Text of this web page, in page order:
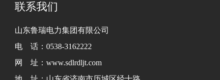
联系我们
山东鲁瑞电力集团有限公司
电 话：0538-3162222
网 址：www.sdlrdljt.com